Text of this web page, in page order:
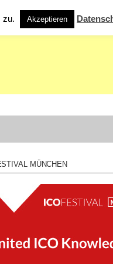
MÜNCHEN
zu. Akzeptieren